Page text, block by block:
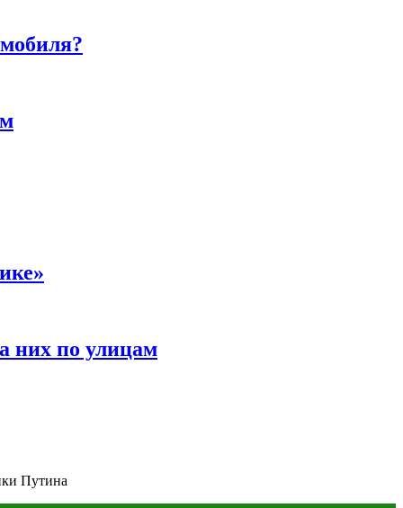
них по улицам
Путина